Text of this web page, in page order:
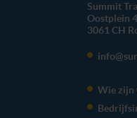
Summit
Oostplein
3061 CH
Wie zijn